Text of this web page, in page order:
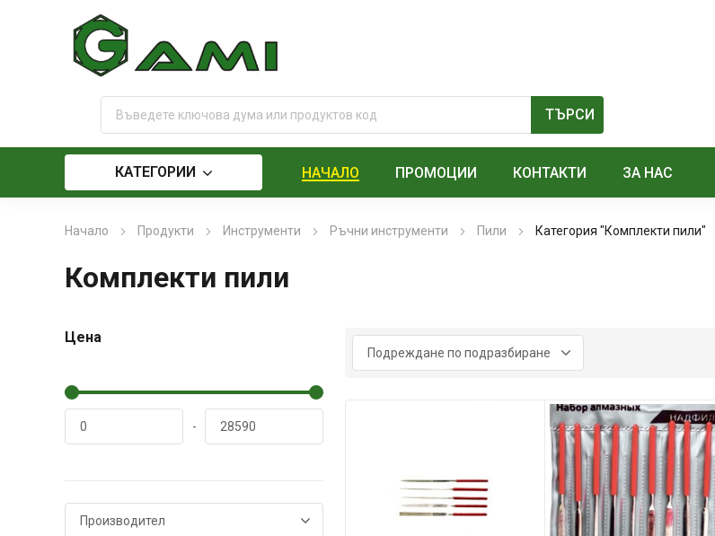
КАТЕГОРИИ НАЧАЛО ПРОМОЦИИ КОНТАКТИ ЗА НАС
Начало Продукти Инструменти Ръчни инструменти Пили Категория "Комплекти пили"
Комплекти пили
Цена
-